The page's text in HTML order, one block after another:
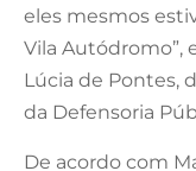
eles mesmos
Vila Autódromo”,
Lúcia de Pontes,
da Defensoria
De acordo com